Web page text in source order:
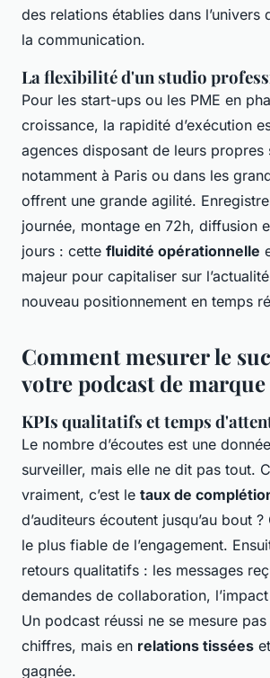
des relations établies dans l’univers
la communication.
La flexibilité d'un studio
Pour les start-ups ou les PME en
croissance, la rapidité d’exécution
agences disposant de leurs propres
notamment à Paris ou dans les
offrent une grande agilité.
journée, montage en 72h, diffusion
jours : cette fluidité opérationnelle
majeur pour capitaliser sur
nouveau positionnement en temps
Comment mesurer le
votre podcast de marque
KPIs qualitatifs et temps
Le nombre d’écoutes est une
surveiller, mais elle ne dit pas tout.
vraiment, c’est le taux de
d’auditeurs écoutent jusqu’au bout ?
le plus fiable de l’engagement.
retours qualitatifs : les messages
demandes de collaboration,
Un podcast réussi ne se mesure
chiffres, mais en relations tissées
gagnée.